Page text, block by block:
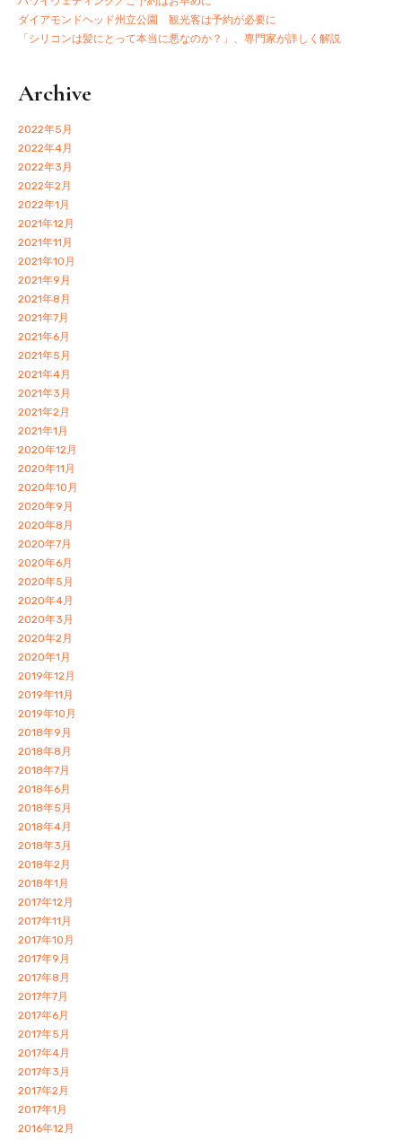
ダイアモンドヘッド州立公園 観光客は予約が必要に
「シリコンは髪にとって本当に悪なのか？」、専門家が詳しく解説
Archive
2022年5月
2022年4月
2022年3月
2022年2月
2022年1月
2021年12月
2021年11月
2021年10月
2021年9月
2021年8月
2021年7月
2021年6月
2021年5月
2021年4月
2021年3月
2021年2月
2021年1月
2020年12月
2020年11月
2020年10月
2020年9月
2020年8月
2020年7月
2020年6月
2020年5月
2020年4月
2020年3月
2020年2月
2020年1月
2019年12月
2019年11月
2019年10月
2018年9月
2018年8月
2018年7月
2018年6月
2018年5月
2018年4月
2018年3月
2018年2月
2018年1月
2017年12月
2017年11月
2017年10月
2017年9月
2017年8月
2017年7月
2017年6月
2017年5月
2017年4月
2017年3月
2017年2月
2017年1月
2016年12月